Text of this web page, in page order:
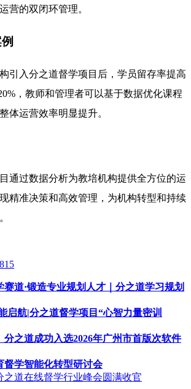
营的双闭环管理。
引入分之道督学项目后，学员留存率提高
，教师和管理者可以基于数据优化课程
体运营效率明显提升。
通过数据分析为教培机构提供全方位的运
精准决策和高效管理，为机构转型和持续
赛道·锻造专业规划人才｜分之道学习规划
启航|分之道督学项目“心智力量密训
分之道成功入选2026年广州市首版次软件
督学智能化转型研讨会
之道在线督学行业峰会圆满收官